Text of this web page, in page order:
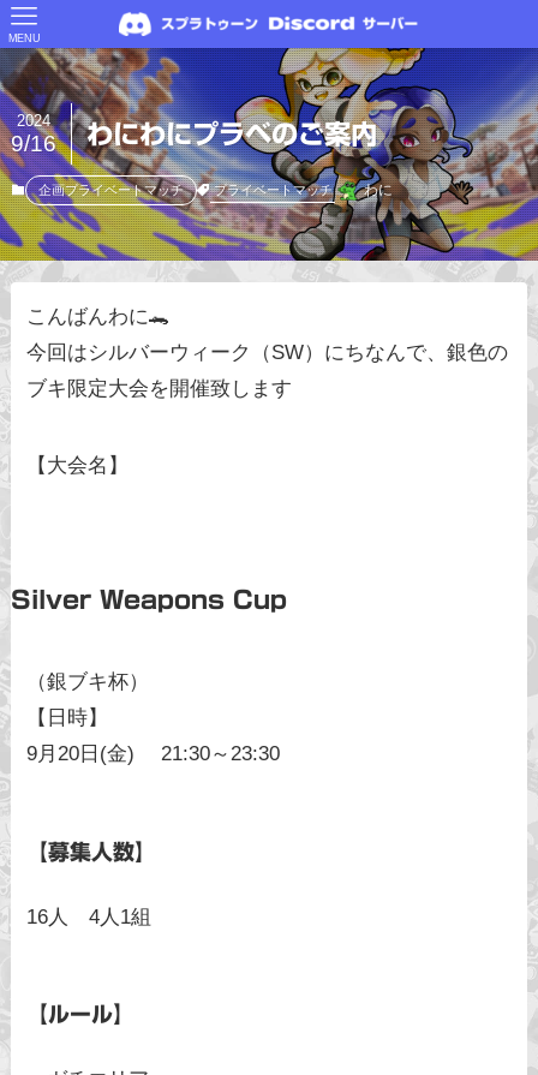
MENU
わにわにプラベのご案内
2024
9/16
企画プライベートマッチ プライベートマッチ わに
こんばんわに🐊
今回はシルバーウィーク（SW）にちなんで、銀色の
ブキ限定大会を開催致します
【大会名】
Silver Weapons Cup
（銀ブキ杯）
【日時】
9月20日(金) 21:30～23:30
【募集人数】
16人 4人1組
【ルール】